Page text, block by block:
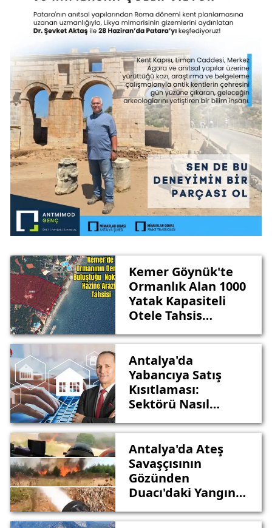
Kemer Göynük'te
Ormanlık Alan 1000
Yatak Kapasiteli
Otele Tahsis
Antalya'da
Yabancıya Satış
Kısıtlaması:
Sektörü Nasıl
Antalya'da Ateş
Savaşçısının
Gözünden
Duacı'daki Yangına